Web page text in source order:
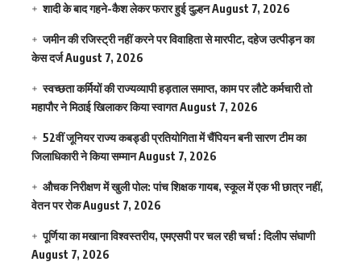
शादी के बाद गहने-कैश लेकर फरार हुई दुल्हनAugust 7, 2026
जमीन की रजिस्ट्री नहीं करने पर विवाहिता से मारपीट, दहेज उत्पीड़न का
केस दर्जAugust 7, 2026
स्वच्छता कर्मियों की राज्यव्यापी हड़ताल समाप्त, काम पर लौटे कर्मचारी तो
महापौर ने मिठाई खिलाकर किया स्वागतAugust 7, 2026
52वीं जूनियर राज्य कबड्डी प्रतियोगिता में चैंपियन बनी सारण टीम का
जिलाधिकारी ने किया सम्मानAugust 7, 2026
औचक निरीक्षण में खुली पोल: पांच शिक्षक गायब, स्कूल में एक भी छात्र नहीं,
वेतन पर रोकAugust 7, 2026
पूर्णिया का मखाना विश्वस्तरीय, एमएसपी पर चल रही चर्चा : दिलीप संघाणी
August 7, 2026